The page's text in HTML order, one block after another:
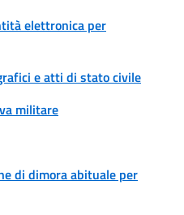
elettronica per
e atti di stato civile
militare
di dimora abituale per